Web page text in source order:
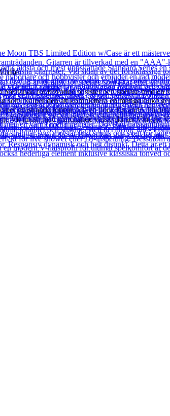
för blivande basister och spelare med
som hjälper den att komplettera en mängd olika
gnistrande toppar och en tjock låg ände. På
Vit finish med matchande valskydd ser Vintage